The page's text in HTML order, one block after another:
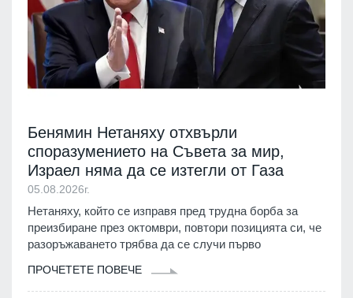
Бенямин Нетаняху отхвърли
споразумението на Съвета за мир,
Израел няма да се изтегли от Газа
05.08.2026г.
Нетаняху, който се изправя пред трудна борба за
преизбиране през октомври, повтори позицията си, че
разоръжаването трябва да се случи първо
ПРОЧЕТЕТЕ ПОВЕЧЕ